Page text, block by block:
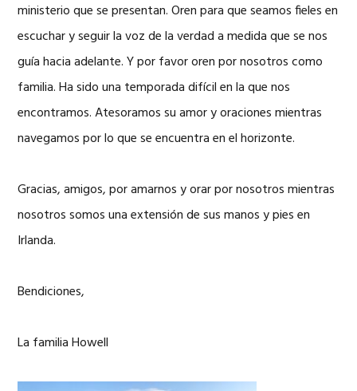
ministerio que se presentan. Oren para que seamos fieles en
escuchar y seguir la voz de la verdad a medida que se nos
guía hacia adelante. Y por favor oren por nosotros como
familia. Ha sido una temporada difícil en la que nos
encontramos. Atesoramos su amor y oraciones mientras
navegamos por lo que se encuentra en el horizonte.
Gracias, amigos, por amarnos y orar por nosotros mientras
nosotros somos una extensión de sus manos y pies en
Irlanda.
Bendiciones,
La familia Howell